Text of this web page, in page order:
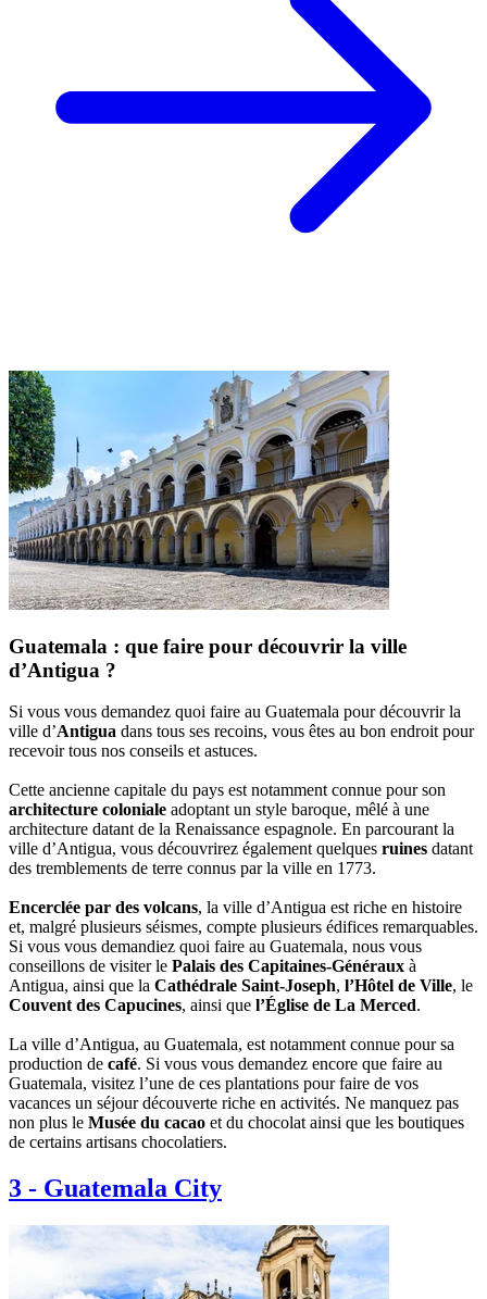
Guatemala : que faire pour découvrir la ville
d’Antigua ?
Si vous vous demandez quoi faire au Guatemala pour découvrir la
ville d’Antigua dans tous ses recoins, vous êtes au bon endroit pour
recevoir tous nos conseils et astuces.
Cette ancienne capitale du pays est notamment connue pour son
architecture coloniale adoptant un style baroque, mêlé à une
architecture datant de la Renaissance espagnole. En parcourant la
ville d’Antigua, vous découvrirez également quelques ruines datant
des tremblements de terre connus par la ville en 1773.
Encerclée par des volcans, la ville d’Antigua est riche en histoire
et, malgré plusieurs séismes, compte plusieurs édifices remarquables.
Si vous vous demandiez quoi faire au Guatemala, nous vous
conseillons de visiter le Palais des Capitaines-Généraux à
Antigua, ainsi que la Cathédrale Saint-Joseph, l’Hôtel de Ville, le
Couvent des Capucines, ainsi que l’Église de La Merced.
La ville d’Antigua, au Guatemala, est notamment connue pour sa
production de café. Si vous vous demandez encore que faire au
Guatemala, visitez l’une de ces plantations pour faire de vos
vacances un séjour découverte riche en activités. Ne manquez pas
non plus le Musée du cacao et du chocolat ainsi que les boutiques
de certains artisans chocolatiers.
3 - Guatemala City